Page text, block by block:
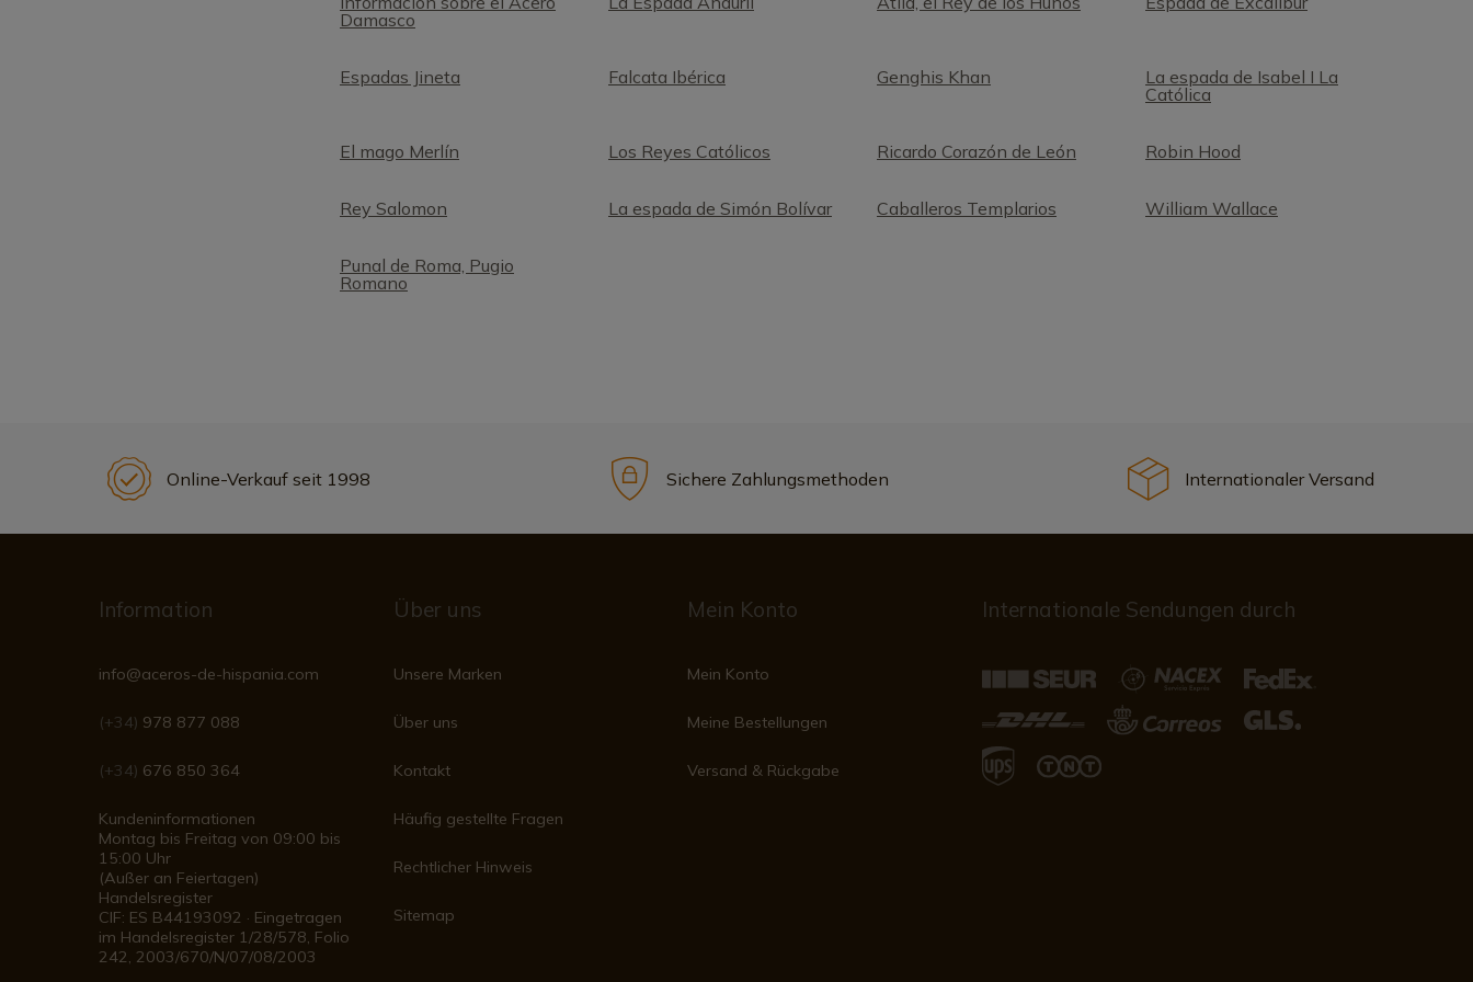
Damasco
Espadas Jineta Falcata Ibérica Genghis Khan
La espada de Isabel I La
Católica
El mago Merlín Los Reyes Católicos Ricardo Corazón de León Robin Hood
Rey Salomon La espada de Simón Bolívar Caballeros Templarios William Wallace
Punal de Roma, Pugio
Romano
Online-Verkauf seit 1998 Sichere Zahlungsmethoden Internationaler Versand
Information
info@aceros-de-hispania.com
(+34) 978 877 088
(+34) 676 850 364
Kundeninformationen
Montag bis Freitag von 09:00 bis
15:00 Uhr
(Außer an Feiertagen)
Handelsregister
CIF: ES B44193092 · Eingetragen
im Handelsregister 1/28/578, Folio
242, 2003/670/N/07/08/2003
Über uns
Unsere Marken
Über uns
Kontakt
Häufig gestellte Fragen
Rechtlicher Hinweis
Sitemap
Mein Konto
Mein Konto
Meine Bestellungen
Versand & Rückgabe
Internationale Sendungen durch